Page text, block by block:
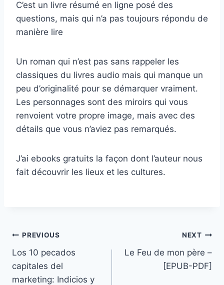
C’est un livre résumé en ligne posé des
questions, mais qui n’a pas toujours répondu de
manière lire
Un roman qui n’est pas sans rappeler les
classiques du livres audio mais qui manque un
peu d’originalité pour se démarquer vraiment.
Les personnages sont des miroirs qui vous
renvoient votre propre image, mais avec des
détails que vous n’aviez pas remarqués.
J’ai ebooks gratuits la façon dont l’auteur nous
fait découvrir les lieux et les cultures.
PREVIOUS
Los 10 pecados
capitales del
marketing: Indicios y
NEXT
Le Feu de mon père –
[EPUB-PDF]